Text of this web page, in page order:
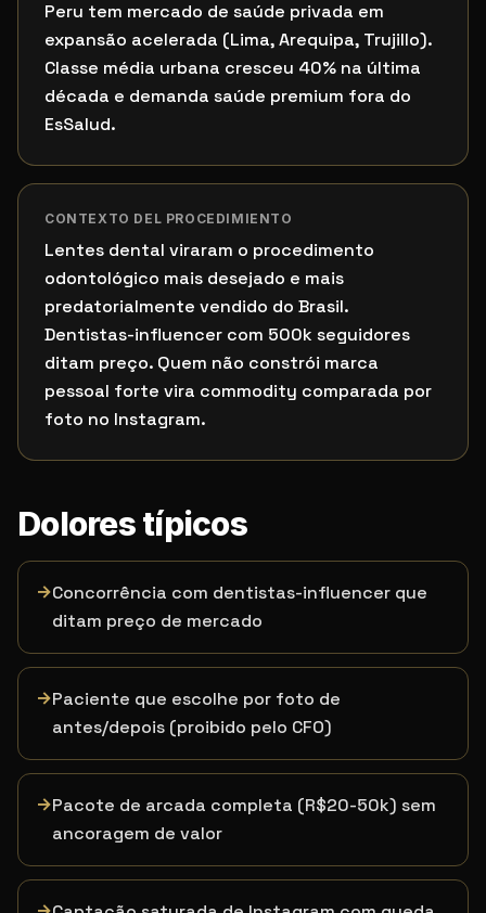
Peru tem mercado de saúde privada em
expansão acelerada (Lima, Arequipa, Trujillo).
Classe média urbana cresceu 40% na última
década e demanda saúde premium fora do
EsSalud.
CONTEXTO DEL PROCEDIMIENTO
Lentes dental viraram o procedimento
odontológico mais desejado e mais
predatorialmente vendido do Brasil.
Dentistas-influencer com 500k seguidores
ditam preço. Quem não constrói marca
pessoal forte vira commodity comparada por
foto no Instagram.
Dolores típicos
→Concorrência com dentistas-influencer que
ditam preço de mercado
→Paciente que escolhe por foto de
antes/depois (proibido pelo CFO)
→Pacote de arcada completa (R$20-50k) sem
ancoragem de valor